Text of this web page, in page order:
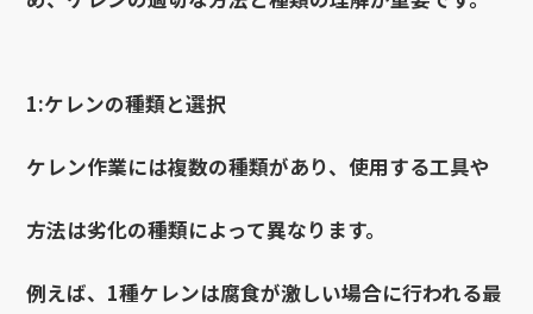
1:ケレンの種類と選択
ケレン作業には複数の種類があり、使用する工具や
方法は劣化の種類によって異なります。
例えば、1種ケレンは腐食が激しい場合に行われる最